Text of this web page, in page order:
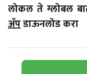
लोकल ते ग्लोबल
ॲपडाऊनलोड करा